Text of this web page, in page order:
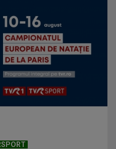
temporar greva generală din